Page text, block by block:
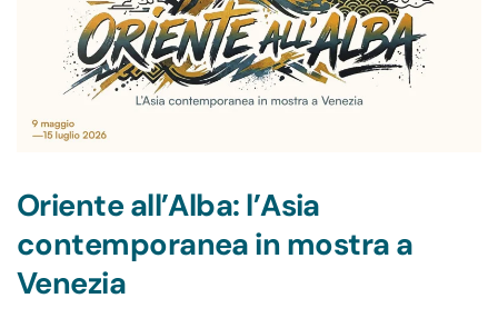
Oriente all’Alba: l’Asia
contemporanea in mostra a
Venezia